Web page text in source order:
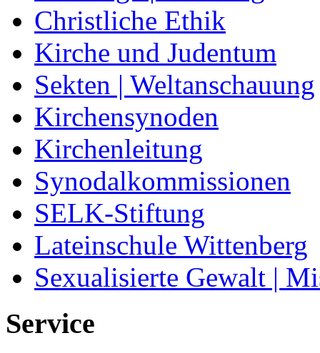
Christliche Ethik
Kirche und Judentum
Sekten | Weltanschauung
Kirchensynoden
Kirchenleitung
Synodalkommissionen
SELK-Stiftung
Lateinschule Wittenberg
Sexualisierte Gewalt |
Service